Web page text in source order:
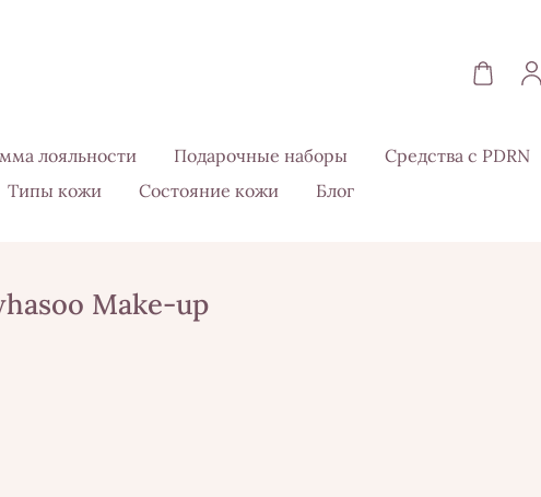
лояльности Подарочные наборы
Средства с PDRN
Типы кожи Состояние кожи Блог
Make-up